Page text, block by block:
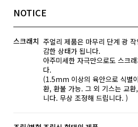
NOTICE
스크래치 주얼리 제품은 마무리 단계 광
감한 상태가 됩니다.
아주미세한 자극만으로도 스크
다.
(1.5mm 이상의 육안으로 식별
환, 환불 가능. 그 외 기스는 교
니다. 무상 조정해 드립니다. )